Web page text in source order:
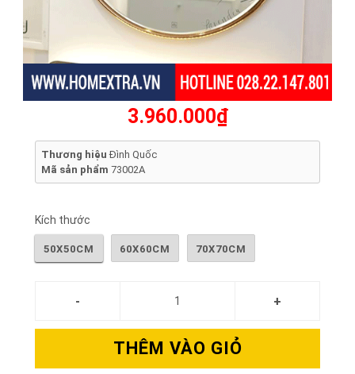
3.960.000₫
Thương hiệuĐình Quốc
Mã sản phẩm 73002A
Kích thước
50X50CM 60X60CM 70X70CM
THÊM VÀO GIỎ